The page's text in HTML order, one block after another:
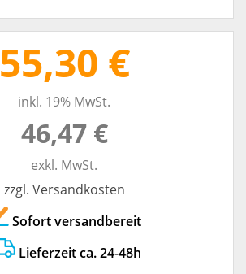
55,30 €
inkl. 19% MwSt.
46,47 €
exkl. MwSt.
zzgl. Versandkosten
Sofort versandbereit
Lieferzeit ca. 24-48h